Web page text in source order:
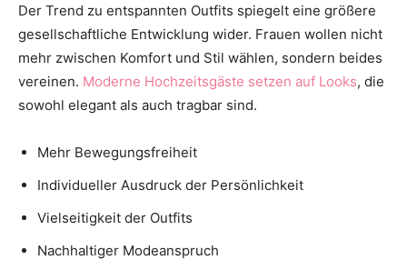
Der Trend zu entspannten Outfits spiegelt eine größere
gesellschaftliche Entwicklung wider. Frauen wollen nicht
mehr zwischen Komfort und Stil wählen, sondern beides
vereinen. Moderne Hochzeitsgäste setzen auf Looks, die
sowohl elegant als auch tragbar sind.
Mehr Bewegungsfreiheit
Individueller Ausdruck der Persönlichkeit
Vielseitigkeit der Outfits
Nachhaltiger Modeanspruch